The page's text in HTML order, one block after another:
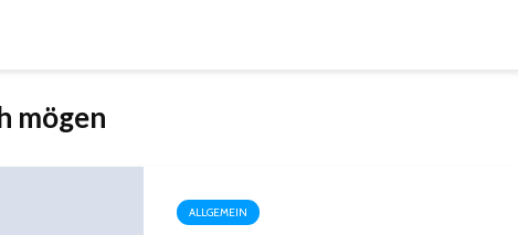
mögen
ALLGEMEIN